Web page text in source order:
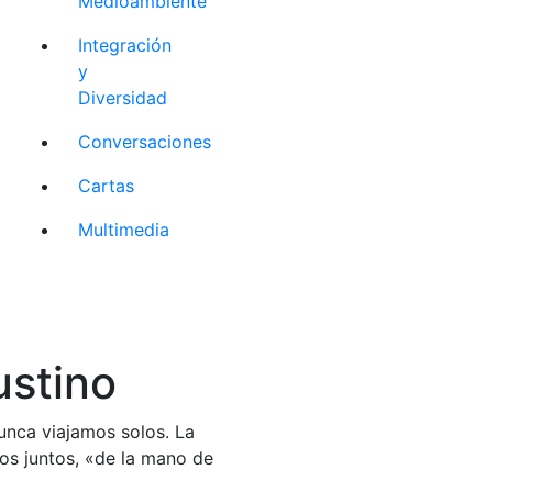
Integración
y
Diversidad
Conversaciones
Cartas
Multimedia
viajamos solos. La
juntos, «de la mano de